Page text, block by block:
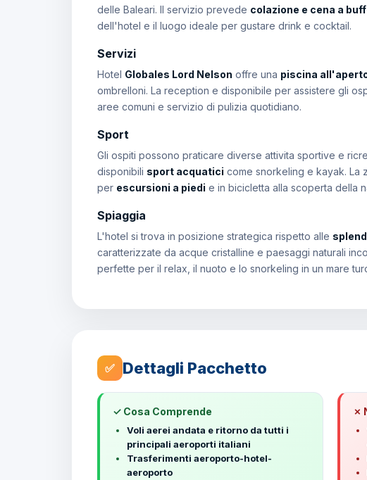
delle Baleari. Il servizio prevede colazione e cena a
dell'hotel e il luogo ideale per gustare drink e cocktail.
Servizi
Hotel Globales Lord Nelson offre una piscina
ombrelloni. La reception e disponibile per assistere gli
aree comuni e servizio di pulizia quotidiano.
Sport
Gli ospiti possono praticare diverse attivita sportive e
disponibili sport acquatici come snorkeling e kayak. La
per escursioni a piedi e in bicicletta alla scoperta della
Spiaggia
L'hotel si trova in posizione strategica rispetto alle
caratterizzate da acque cristalline e paesaggi naturali
perfette per il relax, il nuoto e lo snorkeling in un mare
✅ Dettagli Pacchetto
✓ Cosa Comprende
Voli aerei andata e ritorno da tutti i
principali aeroporti italiani
Trasferimenti aeroporto-hotel-
aeroporto
✗